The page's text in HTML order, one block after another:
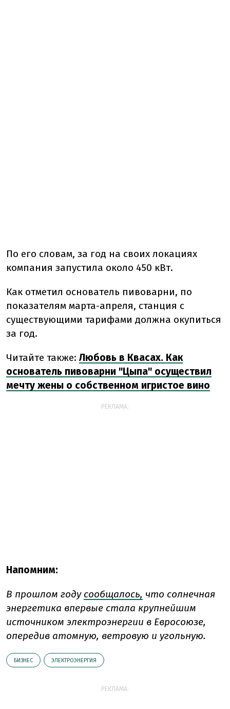
По его словам, за год на своих локациях
компания запустила около 450 кВт.
Как отметил основатель пивоварни, по
показателям марта-апреля, станция с
существующими тарифами должна окупиться
за год.
Читайте также: Любовь в Квасах. Как
основатель пивоварни "Цыпа" осуществил
мечту жены о собственном игристое вино
РЕКЛАМА:
Напомним:
В прошлом году сообщалось, что солнечная
энергетика впервые стала крупнейшим
источником электроэнергии в Евросоюзе,
опередив атомную, ветровую и угольную.
БИЗНЕС ЭЛЕКТРОЭНЕРГИЯ
РЕКЛАМА: